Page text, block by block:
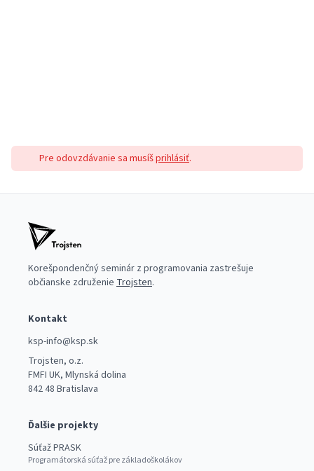
Pre odovzdávanie sa musíšprihlásiť.
Korešpondenčný seminár z programovania zastrešuje
občianske združenie Trojsten.
Kontakt
ksp-info@ksp.sk
Trojsten, o.z.
FMFI UK, Mlynská dolina
842 48 Bratislava
Ďalšie projekty
Súťaž PRASK
Programátorská súťaž pre základoškolákov